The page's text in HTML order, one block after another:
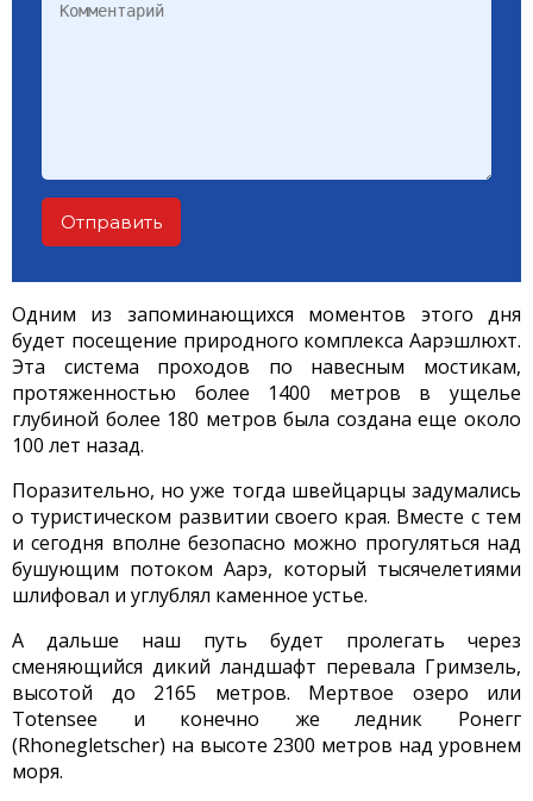
Отправить
Одним из запоминающихся моментов этого дня
будет посещение природного комплекса Аарэшлюхт.
Эта система проходов по навесным мостикам,
протяженностью более 1400 метров в ущелье
глубиной более 180 метров была создана еще около
100 лет назад.
Поразительно, но уже тогда швейцарцы задумались
о туристическом развитии своего края. Вместе с тем
и сегодня вполне безопасно можно прогуляться над
бушующим потоком Аарэ, который тысячелетиями
шлифовал и углублял каменное устье.
А дальше наш путь будет пролегать через
сменяющийся дикий ландшафт перевала Гримзель,
высотой до 2165 метров. Мертвое озеро или
Totensee и конечно же ледник Ронегг
(Rhonegletscher) на высоте 2300 метров над уровнем
моря.